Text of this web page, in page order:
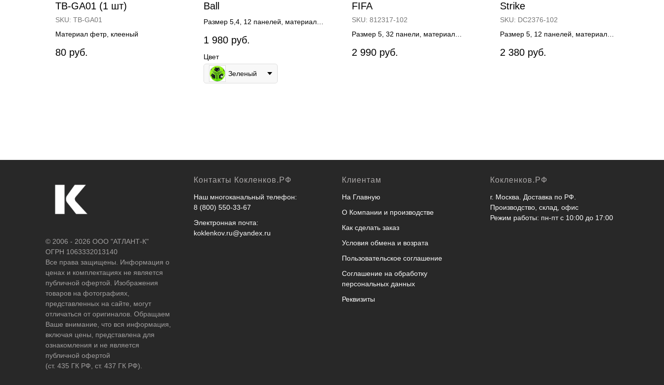
TB-GA01 (1 шт)
SKU: TB-GA01
Материал фетр, клееный
80 руб.
Ball
Размер 5,4, 12 панелей, материал
машинная сшивка, 2 размера
1 980 руб.
Цвет
Зеленый
FIFA
SKU: 812317-102
Размер 5, 32 панели, материал
сертификат FIFA
2 990 руб.
Strike
SKU: DC2376-102
Размер 5, 12 панелей, материал
машинная сшивка
2 380 руб.
© 2006 - 2026 ООО "АТЛАНТ-К"
ОГРН 1063332013140
Все права защищены. Информация о
ценах и комплектациях не является
публичной офертой. Изображения
товаров на фотографиях,
представленных на сайте, могут
отличаться от оригиналов. Обращаем
Ваше внимание, что вся информация,
включая цены, представлена для
ознакомления и не является
публичной офертой
(ст. 435 ГК РФ, ст. 437 ГК РФ).
Контакты Кокленков.РФ
Наш многоканальный телефон:
8 (800) 550-33-67
Электронная почта:
koklenkov.ru@yandex.ru
Клиентам
На Главную
О Компании и производстве
Как сделать заказ
Условия обмена и возрата
Пользовательское соглашение
Соглашение на обработку
персональных данных
Реквизиты
Кокленков.РФ
г. Москва. Доставка по РФ.
Производство, склад, офис
Режим работы: пн-пт с 10:00 до 17:00